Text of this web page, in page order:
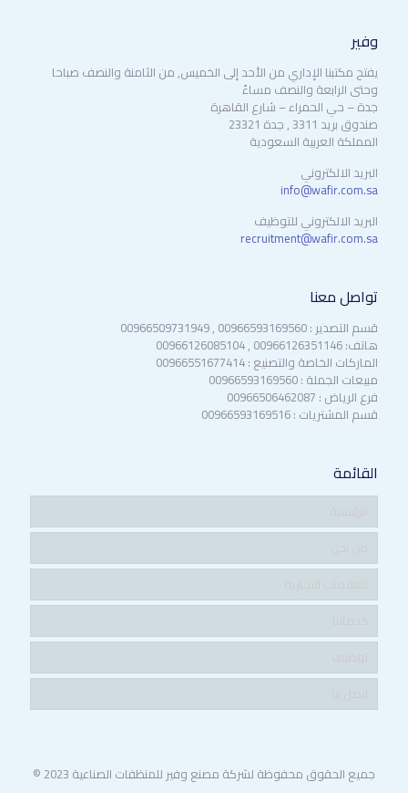
وفير
يفتح مكتبنا الإداري من الأحد إلى الخميس, من الثامنة والنصف صباحا
وحتى الرابعة والنصف مساءً
جدة – حي الحمراء – شارع القاهرة
صندوق بريد 3311 , جدة 23321
المملكة العربية السعودية
البريد الالكتروني
info@wafir.com.sa
البريد الالكتروني للتوظيف
recruitment@wafir.com.sa
تواصل معنا
قسم التصدير : 00966593169560 , 00966509731949
هاتف: 00966126351146 , 00966126085104
الماركات الخاصة والتصنيع : 00966551677414
مبيعات الجملة : 00966593169560
فرع الرياض : 00966506462087
قسم المشتريات : 00966593169516
القائمة
جميع الحقوق محفوظة لشركة مصنع وفير للمنظفات الصناعية 2023 ©